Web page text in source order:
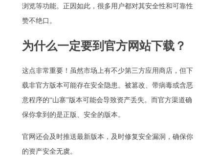
浏览等功能。正因如此，很多用户都对其安全性和可靠性
赞不绝口。
为什么一定要到官方网站下载？
这点非常重要！虽然市场上有不少第三方应用商店，但下
载非官方版本可能存在安全隐患。被篡改、带病毒或含恶
意程序的“山寨”版本可能会导致资产丢失。而官方渠道确
保你拿到的是正版、安全的版本。
官网还会及时推送最新版本，及时修复安全漏洞，确保你
的资产安全无虞。